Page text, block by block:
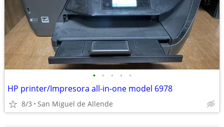
• • • • •
HP printer/Impresora all-in-one model 6978
8/3 San Miguel de Allende